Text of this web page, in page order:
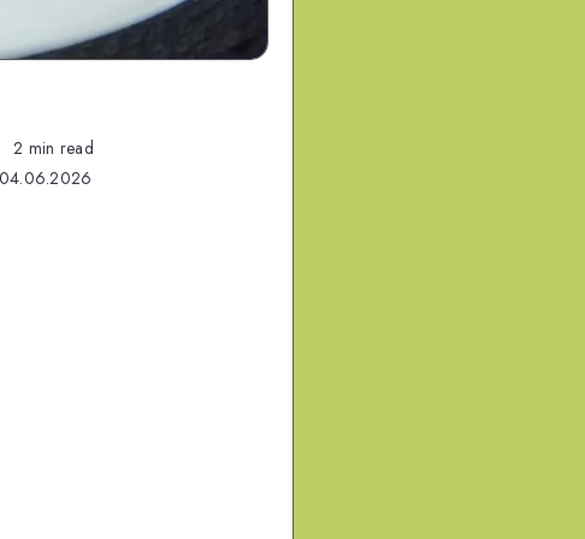
2 min read
04.06.2026